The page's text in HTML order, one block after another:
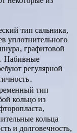
тип сальника‚
уплотнительного
графитовой
Набивные
регулярной
тип
кольцо из
кольца
и долговечность‚